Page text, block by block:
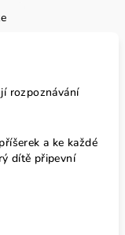
rozpoznávání
a ke každé
dítě připevní